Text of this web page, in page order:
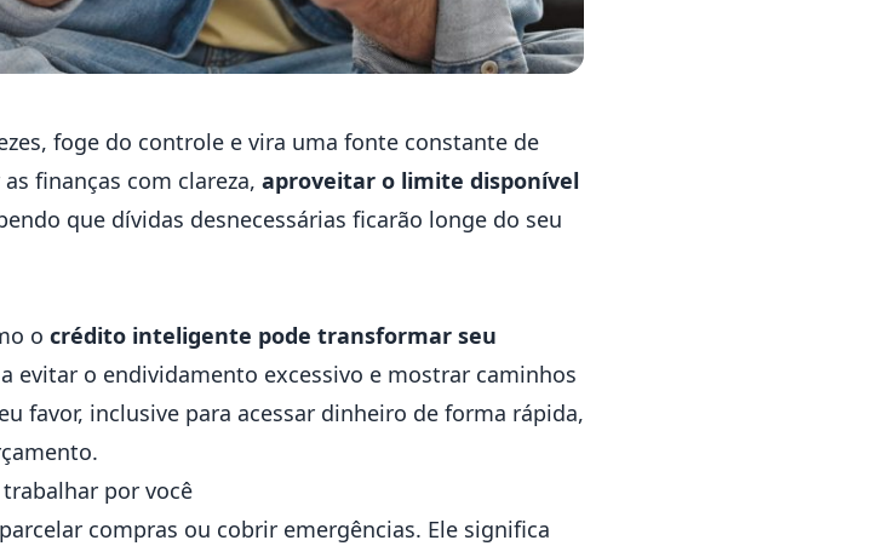
foge do controle e vira uma fonte constante de
finanças com clareza, aproveitar o limite disponível
que dívidas desnecessárias ficarão longe do seu
o crédito inteligente pode transformar seu
evitar o endividamento excessivo e mostrar caminhos
favor, inclusive para acessar dinheiro de forma rápida,
por você
compras ou cobrir emergências. Ele significa